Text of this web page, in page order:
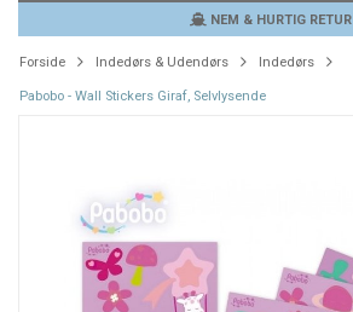
NEM & HURTIG RETUR
Forside Indedørs & Udendørs Indedørs
Pabobo - Wall Stickers Giraf, Selvlysende